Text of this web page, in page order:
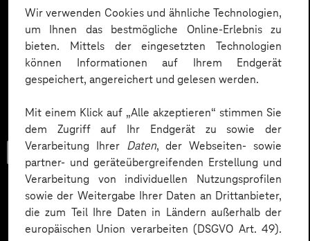
Wir verwenden Cookies und ähnliche Technologien,
um Ihnen das bestmögliche Online-Erlebnis zu
bieten. Mittels der eingesetzten Technologien
können Informationen auf Ihrem Endgerät
gespeichert, angereichert und gelesen werden.
Mit einem Klick auf „Alle akzeptieren“ stimmen Sie
dem Zugriff auf Ihr Endgerät zu sowie der
Verarbeitung Ihrer Daten, der Webseiten- sowie
partner- und geräteübergreifenden Erstellung und
Verarbeitung von individuellen Nutzungsprofilen
sowie der Weitergabe Ihrer Daten an Drittanbieter,
die zum Teil Ihre Daten in Ländern außerhalb der
europäischen Union verarbeiten (DSGVO Art. 49).
Trendbook
Innovationen und KI im